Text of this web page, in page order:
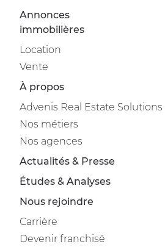
Annonces
immobilières
Location
Vente
À propos
Advenis Real Estate Solutions
Nos métiers
Nos agences
Actualités & Presse
Études & Analyses
Nous rejoindre
Carrière
Devenir franchisé